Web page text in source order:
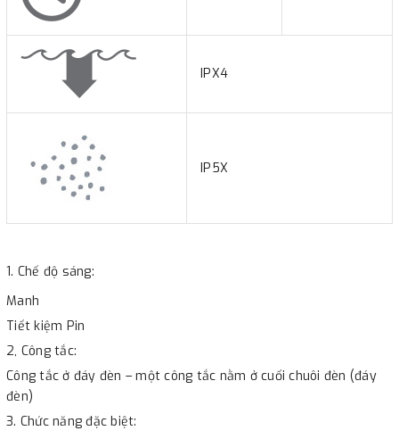
IPX4
IP5X
1. Chế độ sáng:
Manh
Tiết kiệm Pin
2, Công tắc:
Công tắc ở đáy đèn – một công tắc nằm ở cuối chuôi đèn (đáy
đèn)
3. Chức năng đặc biệt: